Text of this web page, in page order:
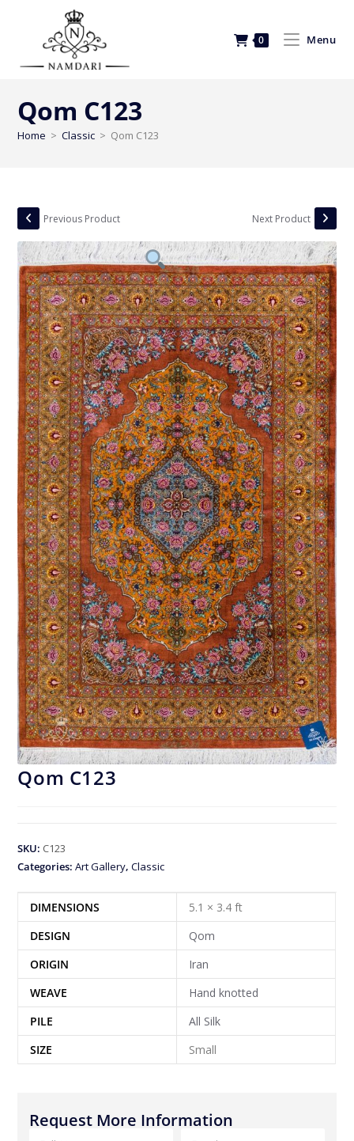
0 Menu
Qom C123
Home > Classic > Qom C123
Previous Product Next Product
Qom C123
SKU: C123
Categories:Art Gallery,Classic
DIMENSIONS
5.1 × 3.4 ft
DESIGN
Qom
ORIGIN
Iran
WEAVE
Hand knotted
PILE
All Silk
SIZE
Small
Request More Information